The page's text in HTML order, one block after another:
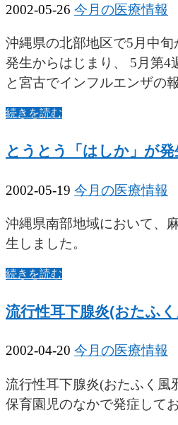
2002-05-26 今月の医療情報
沖縄県の北部地区で5月中
発生からはじまり、 5月第4
と宮古でインフルエンザの
続きを読む
とうとう「はしか」が発
2002-05-19 今月の医療情報
沖縄県南部地域において、
生しました。
続きを読む
流行性耳下腺炎(おたふ
2002-04-20 今月の医療情報
流行性耳下腺炎(おたふく風
保育園児のなかで発症して